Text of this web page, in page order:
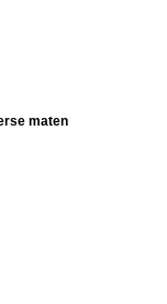
maten